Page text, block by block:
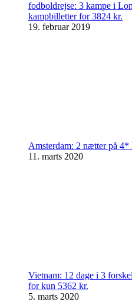
fodboldrejse: 3 kampe i
kampbilletter for 3824 kr.
19. februar 2019
Amsterdam: 2 nætter på
11. marts 2020
Vietnam: 12 dage i 3
for kun 5362 kr.
5. marts 2020